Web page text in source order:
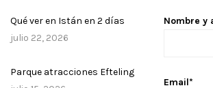
Qué ver en Istán en 2 días
julio 22, 2026
Parque atracciones Efteling
Nombre y
Email*